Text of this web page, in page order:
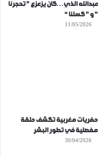
عبدالله الذي…كان يزعزع ” تحجرنا
” و ” كسلنا “
11/05/2026
حفريات مغربية تكشف حلقة
مفصلية في تطور البشر
30/04/2026